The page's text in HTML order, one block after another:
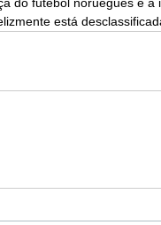
do futebol norueguês e
está